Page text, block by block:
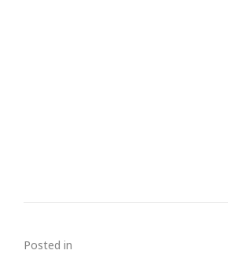
Posted in